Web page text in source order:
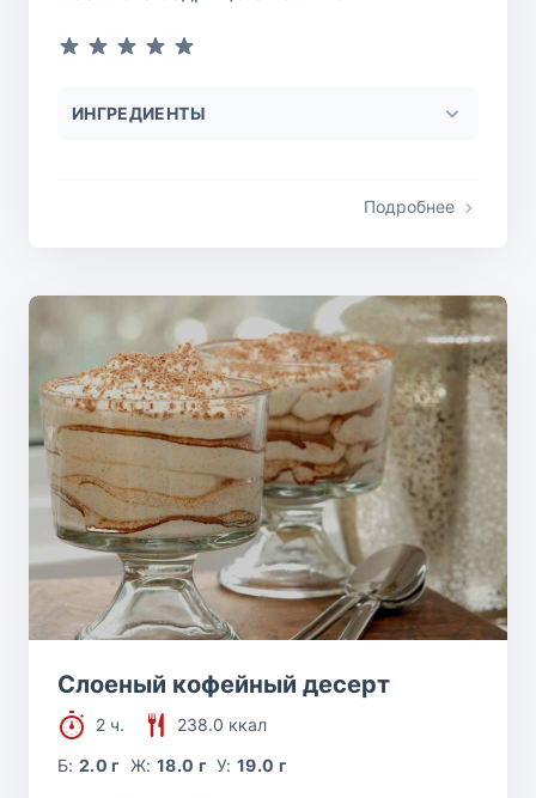
ИНГРЕДИЕНТЫ
Подробнее
Слоеный кофейный десерт
2 ч.
238.0 ккал
Б:2.0 г Ж: 18.0 г У:19.0 г